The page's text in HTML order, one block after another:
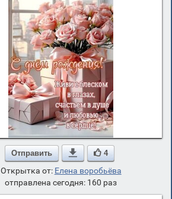
Отправить  4
Открытка от: Елена воробьёва
отправлена сегодня: 160 раз